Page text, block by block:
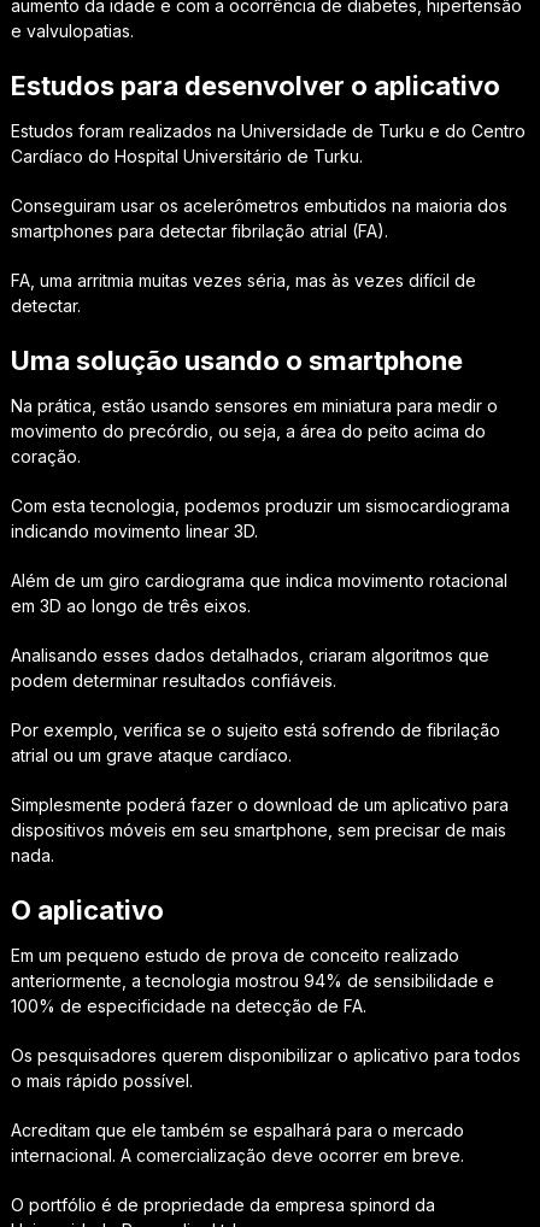
aumento da idade e com a ocorrência de diabetes, hipertensão
e valvulopatias.
Estudos para desenvolver o aplicativo
Estudos foram realizados na Universidade de Turku e do Centro
Cardíaco do Hospital Universitário de Turku.
Conseguiram usar os acelerômetros embutidos na maioria dos
smartphones para detectar fibrilação atrial (FA).
FA, uma arritmia muitas vezes séria, mas às vezes difícil de
detectar.
Uma solução usando o smartphone
Na prática, estão usando sensores em miniatura para medir o
movimento do precórdio, ou seja, a área do peito acima do
coração.
Com esta tecnologia, podemos produzir um sismocardiograma
indicando movimento linear 3D.
Além de um giro cardiograma que indica movimento rotacional
em 3D ao longo de três eixos.
Analisando esses dados detalhados, criaram algoritmos que
podem determinar resultados confiáveis.
Por exemplo, verifica se o sujeito está sofrendo de fibrilação
atrial ou um grave ataque cardíaco.
Simplesmente poderá fazer o download de um aplicativo para
dispositivos móveis em seu smartphone, sem precisar de mais
nada.
O aplicativo
Em um pequeno estudo de prova de conceito realizado
anteriormente, a tecnologia mostrou 94% de sensibilidade e
100% de especificidade na detecção de FA.
Os pesquisadores querem disponibilizar o aplicativo para todos
o mais rápido possível.
Acreditam que ele também se espalhará para o mercado
internacional. A comercialização deve ocorrer em breve.
O portfólio é de propriedade da empresa spinord da